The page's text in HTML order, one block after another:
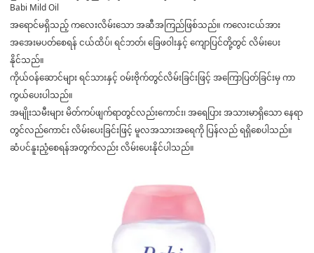
Babi Mild Oil
အရောင်မရှိသည့် ကလေးလိမ်းသော အဆီအကြည်ဖြစ်သည်။ ကလေးငယ်အား
အအေးမပတ်စေရန် ငယ်ထိပ်၊ ရင်ဘတ်၊ ခြေဖဝါးနှင့် ကျောပြင်တို့တွင် လိမ်းပေး
နိုင်သည်။
ကိုယ်ဝန်ဆောင်များ ရင်သားနှင့် ဝမ်းဗိုက်တွင်လိမ်းခြင်းဖြင့် အကြောပြတ်ခြင်းမှ ကာ
ကွယ်ပေးပါသည်။
အမျိုးသမီးများ မိတ်ကပ်ဖျက်ရာတွင်လည်းကောင်း၊ အရေပြား အသားမာရှိသော နေရာ
တွင်လည်ကောင်း လိမ်းပေးခြင်းဖြင့် မူလအသားအရေကို ပြန်လည် ရရှိစေပါသည်။
ဆံပင်နူးညံ့စေရန်အတွက်လည်း လိမ်းပေးနိုင်ပါသည်။